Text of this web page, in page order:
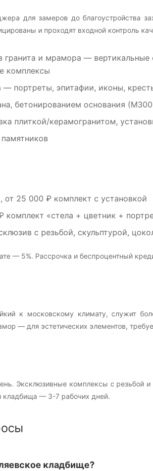
для замеров до благоустройства
и проходят входной контроль
гранита и мрамора — вертикальные
комплексы
— портреты, эпитафии, иконы,
бетонированием основания
плиткой/керамогранитом,
от 25 000 ₽ комплект с установкой
«стела + цветник +
с резьбой, скульптурой,
— 5%. Рассрочка и беспроцентный
к московскому климату, служит
— для эстетических элементов,
Эксклюзивные комплексы с резьбой
кладбища — 3-7 рабочих дней.
кладбище?